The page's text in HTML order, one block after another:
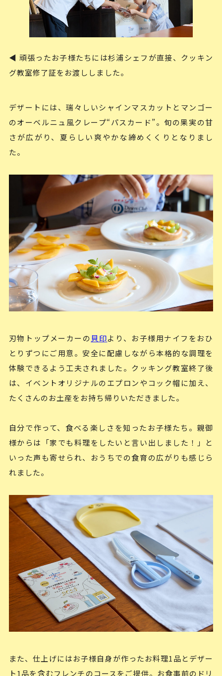
◀ 頑張ったお子様たちには杉浦シェフが直接、クッキン
グ教室修了証をお渡ししました。
デザートには、瑞々しいシャインマスカットとマンゴー
のオーベルニュ風クレープ“パスカード”。旬の果実の甘
さが広がり、夏らしい爽やかな締めくくりとなりまし
た。
刃物トップメーカーの貝印より、お子様用ナイフをおひ
とりずつにご用意。安全に配慮しながら本格的な調理を
体験できるよう工夫されました。クッキング教室終了後
は、イベントオリジナルのエプロンやコック帽に加え、
たくさんのお土産をお持ち帰りいただきました。
自分で作って、食べる楽しさを知ったお子様たち。親御
様からは「家でも料理をしたいと言い出しました！」と
いった声も寄せられ、おうちでの食育の広がりも感じら
れました。
また、仕上げにはお子様自身が作ったお料理1品とデザー
ト1品を含むフレンチのコースをご提供。お食事前のドリ